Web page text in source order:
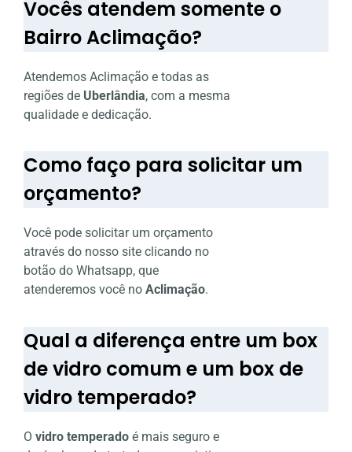
Vocês atendem somente o
Bairro Aclimação?
Atendemos Aclimação e todas as
regiões de Uberlândia, com a mesma
qualidade e dedicação.
Como faço para solicitar um
orçamento?
Você pode solicitar um orçamento
através do nosso site clicando no
botão do Whatsapp, que
atenderemos você no Aclimação.
Qual a diferença entre um box
de vidro comum e um box de
vidro temperado?
O vidro temperado é mais seguro e